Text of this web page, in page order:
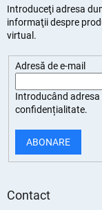
Introduceţi adresa
informaţii despre
virtual.
Adresă de e-mail
Introducând adresa
confidențialitate.
ABONARE
Contact